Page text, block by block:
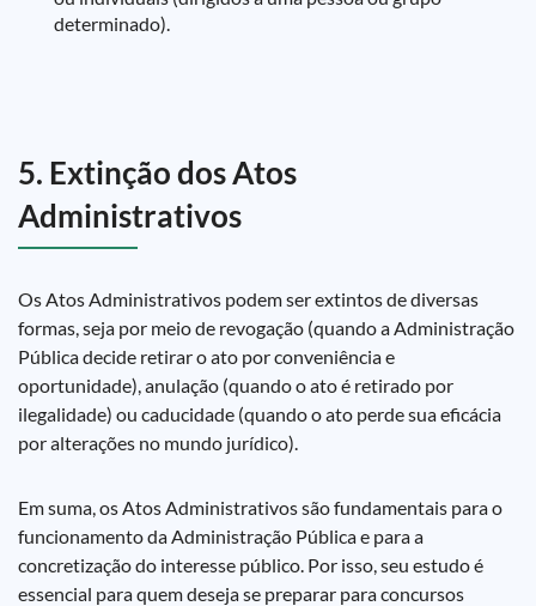
determinado).
5. Extinção dos Atos
Administrativos
Os Atos Administrativos podem ser extintos de diversas
formas, seja por meio de revogação (quando a Administração
Pública decide retirar o ato por conveniência e
oportunidade), anulação (quando o ato é retirado por
ilegalidade) ou caducidade (quando o ato perde sua eficácia
por alterações no mundo jurídico).
Em suma, os Atos Administrativos são fundamentais para o
funcionamento da Administração Pública e para a
concretização do interesse público. Por isso, seu estudo é
essencial para quem deseja se preparar para concursos